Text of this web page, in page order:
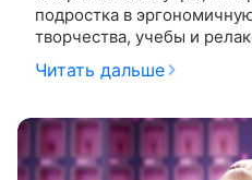
подростка в
творчества, учебы и
отдых и творчество.
Читать дальше